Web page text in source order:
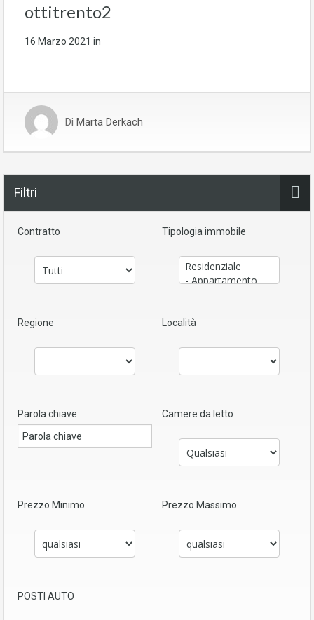
ottitrento2
16 Marzo 2021 in
Di Marta Derkach
Filtri
Contratto Tipologia immobile
Regione Località
Parola chiave Camere da letto
Prezzo Minimo Prezzo Massimo
POSTI AUTO